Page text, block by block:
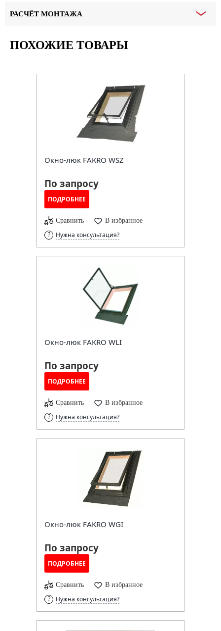
РАСЧЁТ МОНТАЖА
ПОХОЖИЕ ТОВАРЫ
Окно-люк FAKRO WSZ
По запросу
ПОДРОБНЕЕ
Сравнить В избранное
Нужна консультация?
Окно-люк FAKRO WLI
По запросу
ПОДРОБНЕЕ
Сравнить В избранное
Нужна консультация?
Окно-люк FAKRO WGI
По запросу
ПОДРОБНЕЕ
Сравнить В избранное
Нужна консультация?